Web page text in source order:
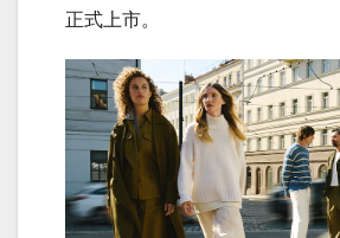
正式上市。